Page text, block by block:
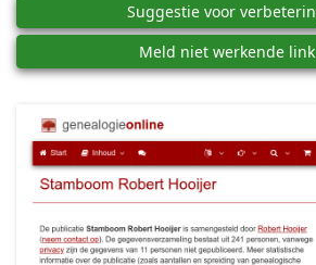
Suggestie voor
Meld niet werkende link